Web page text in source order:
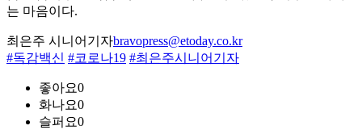
는 마음이다.
최은주 시니어기자bravopress@etoday.co.kr
#독감백신 #코로나19 #최은주시니어기자
좋아요0
화나요0
슬퍼요0